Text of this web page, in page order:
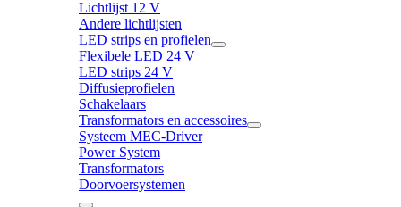
Lichtlijst 12 V
Andere lichtlijsten
LED strips en profielen
Flexibele LED 24 V
LED strips 24 V
Diffusieprofielen
Schakelaars
Transformators en accessoires
Systeem MEC-Driver
Power System
Transformators
Doorvoersystemen